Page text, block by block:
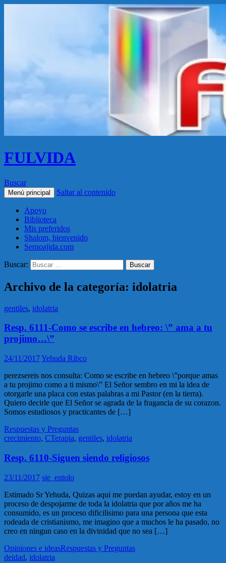
FULVIDA
Buscar
Menú principal Saltar al contenido
Apoyo
Biblioteca
Mis preferidos
Shalom, bienvenido
Sernoajida.com
Buscar:
Archivo de la categoría: idolatria
gentiles, idolatria
Resp. 6111-Como se escribe en hebreo: \” ama a tu
projimo…\”
24/11/2017Yehuda Ribco
perezsereis nos consulta: Como se escribe en hebreo \”porque amas
a tu projimo como a ti mismo\” El Señor sembro en mi la idea de
otorgarle una placa con estas palabras a mi Pastor (en la tierra).
Quiero decirle que El Señor se agrada de la fragancia de su corazon.
Somos estudiosos y practicantes de […]
Respuestas y Preguntas
crecimiento, CTerapia, gentiles, idolatria
Resp. 6110-Siguen siendo religiosos
23/11/2017 sie_entolo
Estimado Sr Yehuda, Quizas aqui me puedan ayudar, estoy en un
proceso de despojarme de toda la idolatria que por años me ha
consumido, es un proceso dificilisimo para una persona que esta
rodeada de cristianismo, me imagino que a muchos le ha pasado, no
creo en ningun caso en la divinidad que no sea […]
Opiniones e ideasRespuestas y Preguntas
deidad, idolatria